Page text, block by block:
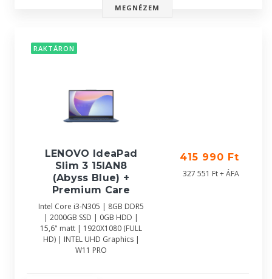
MEGNÉZEM
RAKTÁRON
LENOVO IdeaPad
Slim 3 15IAN8
(Abyss Blue) +
Premium Care
Intel Core i3-N305 | 8GB DDR5
| 2000GB SSD | 0GB HDD |
15,6" matt | 1920X1080 (FULL
HD) | INTEL UHD Graphics |
W11 PRO
415 990 Ft
327 551 Ft + ÁFA